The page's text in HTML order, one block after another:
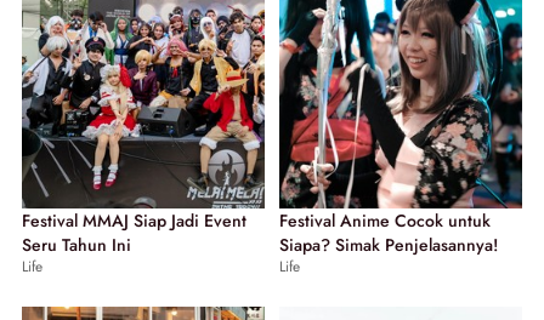
Festival MMAJ Siap Jadi Event
Seru Tahun Ini
Life
Festival Anime Cocok untuk
Siapa? Simak Penjelasannya!
Life